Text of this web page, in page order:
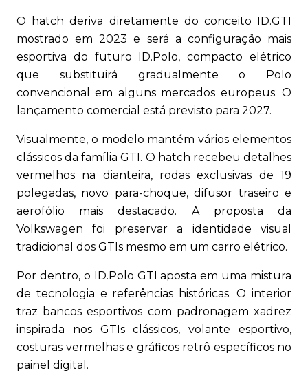
O hatch deriva diretamente do conceito ID.GTI
mostrado em 2023 e será a configuração mais
esportiva do futuro ID.Polo, compacto elétrico
que substituirá gradualmente o Polo
convencional em alguns mercados europeus. O
lançamento comercial está previsto para 2027.
Visualmente, o modelo mantém vários elementos
clássicos da família GTI. O hatch recebeu detalhes
vermelhos na dianteira, rodas exclusivas de 19
polegadas, novo para-choque, difusor traseiro e
aerofólio mais destacado. A proposta da
Volkswagen foi preservar a identidade visual
tradicional dos GTIs mesmo em um carro elétrico.
Por dentro, o ID.Polo GTI aposta em uma mistura
de tecnologia e referências históricas. O interior
traz bancos esportivos com padronagem xadrez
inspirada nos GTIs clássicos, volante esportivo,
costuras vermelhas e gráficos retrô específicos no
painel digital.